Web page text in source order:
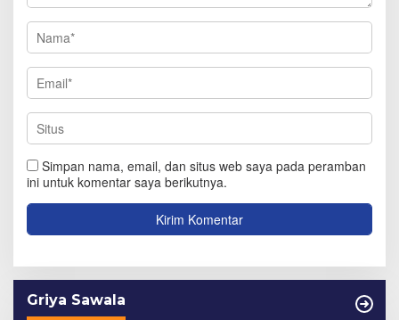
Simpan nama, email, dan situs web saya pada peramban
ini untuk komentar saya berikutnya.
Griya Sawala